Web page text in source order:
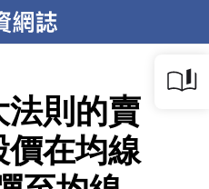
則的賣
在均線